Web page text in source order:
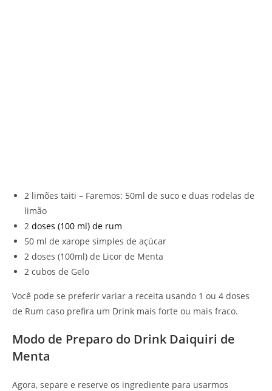
2 limões taiti – Faremos: 50ml de suco e duas rodelas de
limão
2 doses (100 ml) de rum
50 ml de xarope simples de açúcar
2 doses (100ml) de Licor de Menta
2 cubos de Gelo
Você pode se preferir variar a receita usando 1 ou 4 doses
de Rum caso prefira um Drink mais forte ou mais fraco.
Modo de Preparo do Drink Daiquiri de
Menta
Agora, separe e reserve os ingrediente para usarmos